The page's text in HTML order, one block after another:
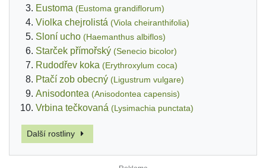
Eustoma (Eustoma grandiflorum)
Violka chejrolistá (Viola cheiranthifolia)
Sloní ucho (Haemanthus albiflos)
Starček přímořský (Senecio bicolor)
Rudodřev koka (Erythroxylum coca)
Ptačí zob obecný (Ligustrum vulgare)
Anisodontea (Anisodontea capensis)
Vrbina tečkovaná (Lysimachia punctata)
Další rostliny